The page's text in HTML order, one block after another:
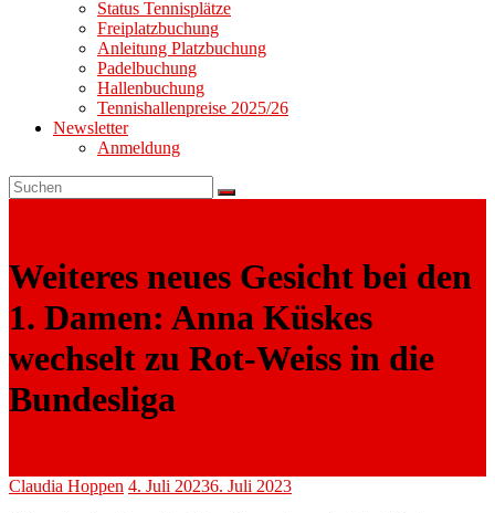
Status Tennisplätze
Freiplatzbuchung
Anleitung Platzbuchung
Padelbuchung
Hallenbuchung
Tennishallenpreise 2025/26
Newsletter
Anmeldung
Weiteres neues Gesicht bei den
1. Damen: Anna Küskes
wechselt zu Rot-Weiss in die
Bundesliga
Claudia Hoppen 4. Juli 20236. Juli 2023